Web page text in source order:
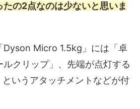
の2点なのは少ないと思いま
Dyson Micro 1.5kg」には「卓
ルクリップ」、先端が点灯する
というアタッチメントなどが付